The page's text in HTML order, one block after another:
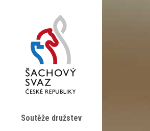
Soutěže družstev